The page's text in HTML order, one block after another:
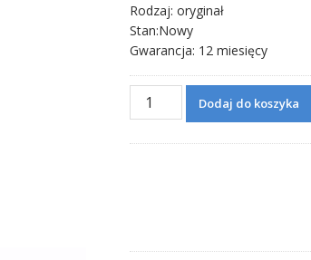
Rodzaj: oryginał
Stan:Nowy
Gwarancja: 12 miesięcy
ilość
Bateria
Dodaj do koszyka